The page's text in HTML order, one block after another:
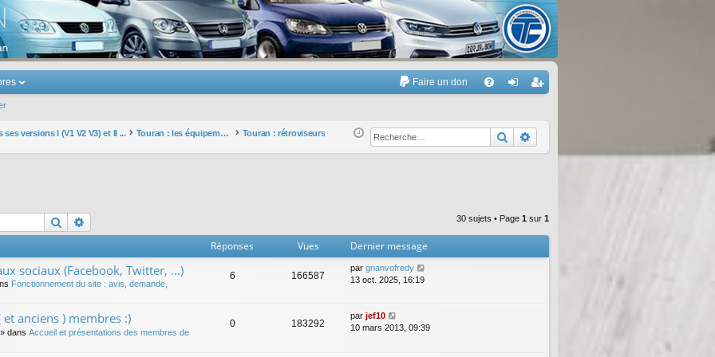
Touran
Faire un don
Q ne
xi
nr
eg
r
versions I (V1 V2 V3) et II ... Touran : les équipements électriques et électroniques Touran : rétroviseurs Rechercher
Rechercher 30 sujets • Page 1 sur 1
Réponses Vues Dernier message
sociaux (Facebook, Twitter, ...)
Fonctionnement du site : avis, demande,
6 166587
par gnanvofredy
13 oct. 2025, 16:19
anciens ) membres :)
» dans Accueil et présentations des membres de
0 183292
par jef10
10 mars 2013, 09:39